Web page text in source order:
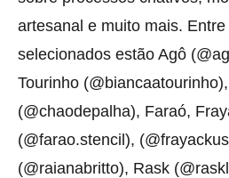
artesanal e muito mais.
selecionados estão Agô
Tourinho
(@chaodepalha), Faraó,
(@farao.stencil),
(@raianabritto), Rask